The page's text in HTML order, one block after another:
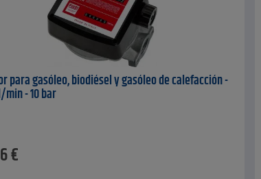
para gasóleo, biodiésel y gasóleo de calefacción -
min - 10 bar
€